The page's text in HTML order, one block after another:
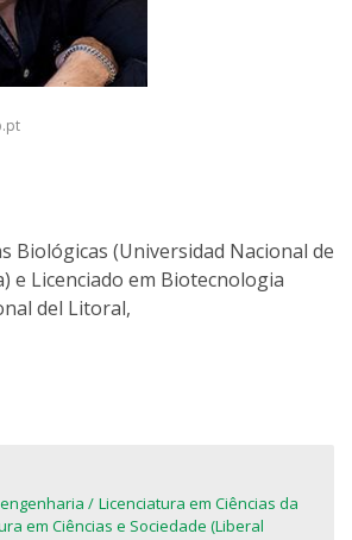
Biológicas (Universidad Nacional de
e Licenciado em Biotecnologia
del Litoral,
Licenciatura em Ciências da
em Ciências e Sociedade (Liberal